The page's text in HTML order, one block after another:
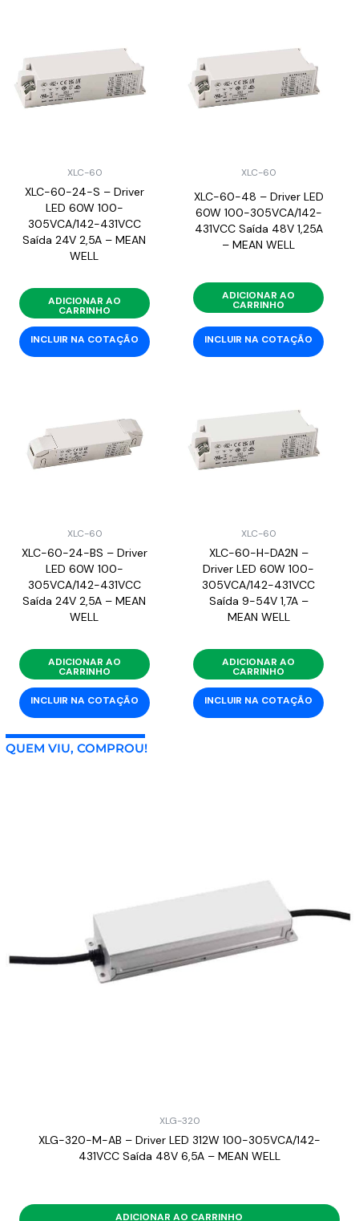
XLC-60
XLC-60-24-S – Driver
LED 60W 100-
305VCA/142-431VCC
Saída 24V 2,5A – MEAN
WELL
ADICIONAR AO
CARRINHO
INCLUIR NA COTAÇÃO
XLC-60
XLC-60-48 – Driver LED
60W 100-305VCA/142-
431VCC Saída 48V 1,25A
– MEAN WELL
ADICIONAR AO
CARRINHO
INCLUIR NA COTAÇÃO
XLC-60
XLC-60-24-BS – Driver
LED 60W 100-
305VCA/142-431VCC
Saída 24V 2,5A – MEAN
WELL
ADICIONAR AO
CARRINHO
INCLUIR NA COTAÇÃO
XLC-60
XLC-60-H-DA2N –
Driver LED 60W 100-
305VCA/142-431VCC
Saída 9-54V 1,7A –
MEAN WELL
ADICIONAR AO
CARRINHO
INCLUIR NA COTAÇÃO
QUEM VIU, COMPROU!
XLG-320
XLG-320-M-AB – Driver LED 312W 100-305VCA/142-
431VCC Saída 48V 6,5A – MEAN WELL
ADICIONAR AO CARRINHO